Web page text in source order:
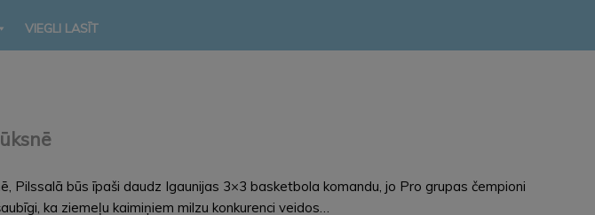
VIEGLI LASĪT
būs īpaši daudz Igaunijas 3×3 basketbola komandu, jo Pro grupas čempioni
ka ziemeļu kaimiņiem milzu konkurenci veidos…